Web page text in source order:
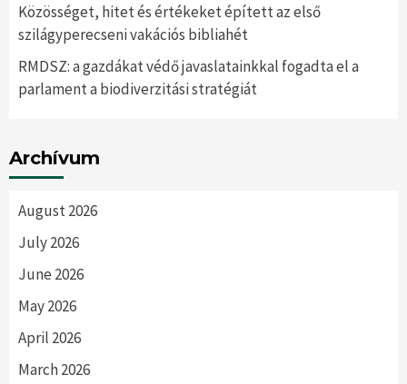
Közösséget, hitet és értékeket épített az első
szilágyperecseni vakációs bibliahét
RMDSZ: a gazdákat védő javaslatainkkal fogadta el a
parlament a biodiverzitási stratégiát
Archívum
August 2026
July 2026
June 2026
May 2026
April 2026
March 2026